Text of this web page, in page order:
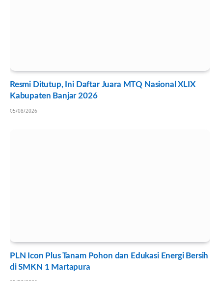
Resmi Ditutup, Ini Daftar Juara MTQ Nasional XLIX
Kabupaten Banjar 2026
05/08/2026
PLN Icon Plus Tanam Pohon dan Edukasi Energi Bersih
di SMKN 1 Martapura